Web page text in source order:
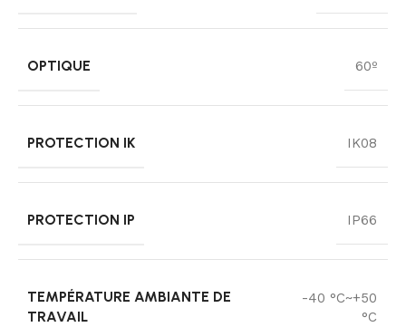
OPTIQUE 60º
PROTECTION IK IK08
PROTECTION IP IP66
TEMPÉRATURE AMBIANTE DE
TRAVAIL
-40 °C~+50
°C